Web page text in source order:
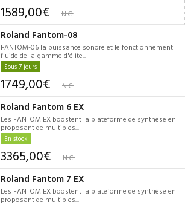
1589,00€ N.C.
Roland Fantom-08
FANTOM-06 la puissance sonore et le fonctionnement
fluide de la gamme d'élite...
Sous 7 jours
1749,00€ N.C.
Roland Fantom 6 EX
Les FANTOM EX boostent la plateforme de synthèse en
proposant de multiples...
En stock
3365,00€ N.C.
Roland Fantom 7 EX
Les FANTOM EX boostent la plateforme de synthèse en
proposant de multiples...